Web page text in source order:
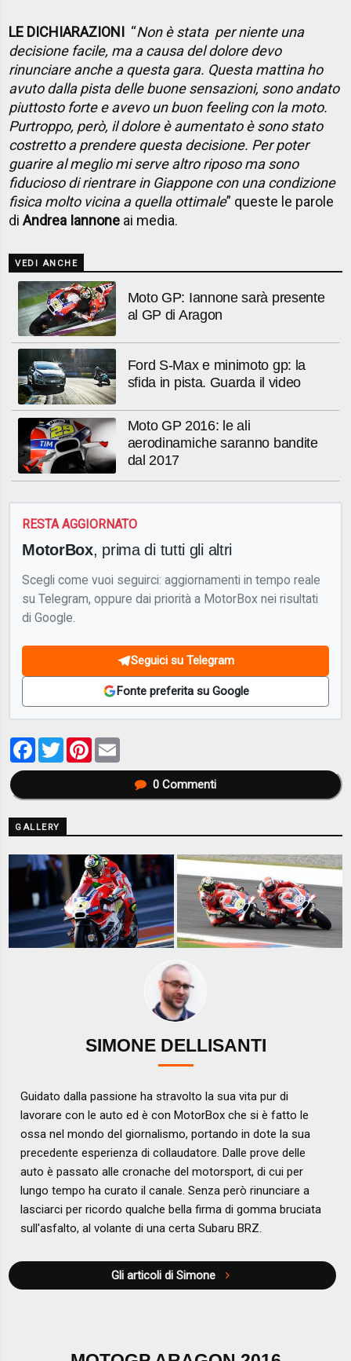
LE DICHIARAZIONI “Non è stata per niente una
decisione facile, ma a causa del dolore devo
rinunciare anche a questa gara. Questa mattina ho
avuto dalla pista delle buone sensazioni, sono andato
piuttosto forte e avevo un buon feeling con la moto.
Purtroppo, però, il dolore è aumentato è sono stato
costretto a prendere questa decisione. Per poter
guarire al meglio mi serve altro riposo ma sono
fiducioso di rientrare in Giappone con una condizione
fisica molto vicina a quella ottimale” queste le parole
diAndrea Iannone ai media.
VEDI ANCHE
Moto GP: Iannone sarà presente
al GP di Aragon
Ford S-Max e minimoto gp: la
sfida in pista. Guarda il video
Moto GP 2016: le ali
aerodinamiche saranno bandite
dal 2017
RESTA AGGIORNATO
MotorBox, prima di tutti gli altri
Scegli come vuoi seguirci: aggiornamenti in tempo reale
su Telegram, oppure dai priorità a MotorBox nei risultati
di Google.
Seguici su Telegram
Fonte preferita su Google
Facebook
TwitterPinterest
0Commenti
GALLERY
SIMONE DELLISANTI
Guidato dalla passione ha stravolto la sua vita pur di
lavorare con le auto ed è con MotorBox che si è fatto le
ossa nel mondo del giornalismo, portando in dote la sua
precedente esperienza di collaudatore. Dalle prove delle
auto è passato alle cronache del motorsport, di cui per
lungo tempo ha curato il canale. Senza però rinunciare a
lasciarci per ricordo qualche bella firma di gomma bruciata
sull'asfalto, al volante di una certa Subaru BRZ.
Gli articoli di Simone